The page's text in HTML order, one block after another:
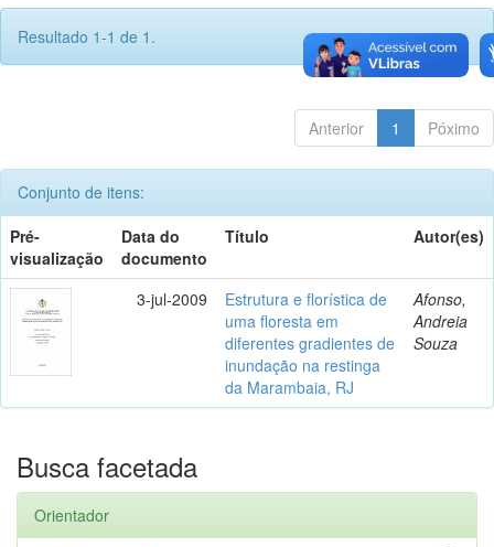
Resultado 1-1 de 1.
Anterior 1 Póximo
Conjunto de itens:
Pré-
visualização
Data do
documento
Título Autor(es)
3-jul-2009
Estrutura e florística de
uma floresta em
diferentes gradientes de
inundação na restinga
da Marambaia, RJ
Afonso,
Andreia
Souza
Busca facetada
Orientador